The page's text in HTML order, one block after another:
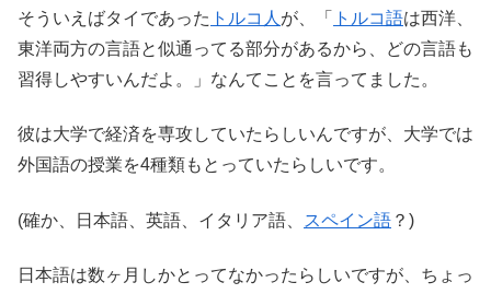
そういえばタイであった トルコ人 が、「 トルコ語は西洋、
東洋両方の言語と似通ってる部分があるから、どの言語も
習得しやすいんだよ。」なんてことを言ってました。
彼は大学で経済を専攻していたらしいんですが、大学では
外国語の授業を4種類もとっていたらしいです。
(確か、日本語、英語、イタリア語、 スペイン語 ？)
日本語は数ヶ月しかとってなかったらしいですが、ちょっ